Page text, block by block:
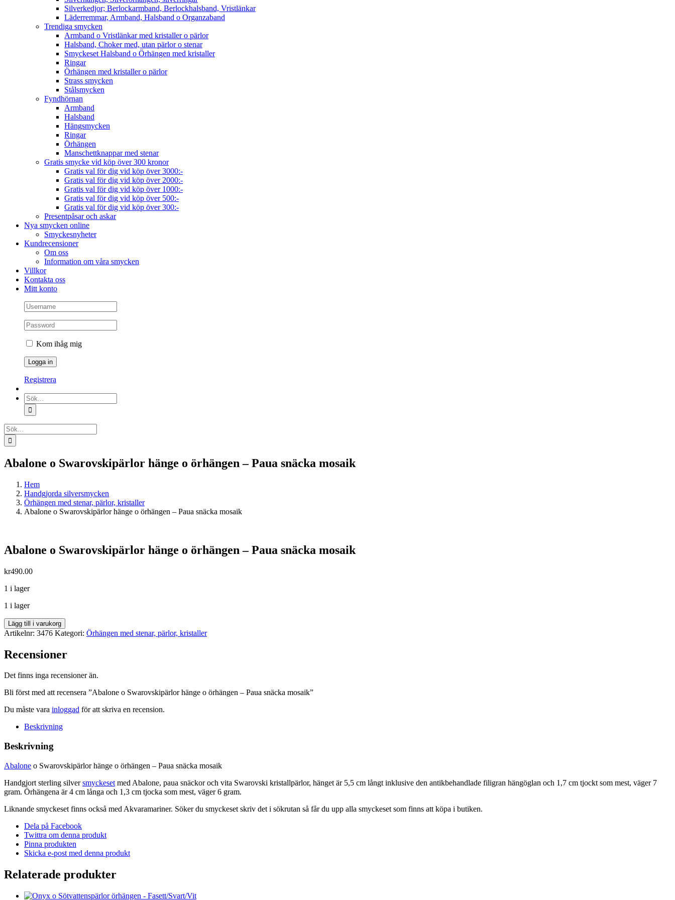
Silverkedjor; Berlockarmband, Berlockhalsband, Vristlänkar
Läderremmar, Armband, Halsband o Organzaband
Trendiga smycken
Armband o Vristlänkar med kristaller o pärlor
Halsband, Choker med, utan pärlor o stenar
Smyckeset Halsband o Örhängen med kristaller
Ringar
Örhängen med kristaller o pärlor
Strass smycken
Stålsmycken
Fyndhörnan
Armband
Halsband
Hängsmycken
Ringar
Örhängen
Manschettknappar med stenar
Gratis smycke vid köp över 300 kronor
Gratis val för dig vid köp över 3000:-
Gratis val för dig vid köp över 2000:-
Gratis val för dig vid köp över 1000:-
Gratis val för dig vid köp över 500:-
Gratis val för dig vid köp över 300:-
Presentpåsar och askar
Nya smycken online
Smyckesnyheter
Kundrecensioner
Om oss
Information om våra smycken
Villkor
Kontakta oss
Mitt konto
Kom ihåg mig
Registrera
Sök
efter:
Sök
efter:
Abalone o Swarovskipärlor hänge o örhängen – Paua snäcka mosaik
Hem
Handgjorda silversmycken
Örhängen med stenar, pärlor, kristaller
Abalone o Swarovskipärlor hänge o örhängen – Paua snäcka mosaik
Abalone o Swarovskipärlor hänge o örhängen – Paua snäcka mosaik
kr490.00
1 i lager
1 i lager
Abalone
o
hänge
o
-
snäcka
mängd
Lägg till i varukorg
Artikelnr: 3476 Kategori: Örhängen med stenar, pärlor, kristaller
Recensioner
Det finns inga recensioner än.
Bli först med att recensera ”Abalone o Swarovskipärlor hänge o örhängen – Paua snäcka mosaik”
Du måste vara inloggad för att skriva en recension.
Beskrivning
Beskrivning
Abalone o Swarovskipärlor hänge o örhängen – Paua snäcka mosaik
Handgjort sterling silversmyckeset med Abalone, paua snäckor och vita Swarovski kristallpärlor, hänget är 5,5 cm långt inklusive den antikbehandlade filigran hängöglan och 1,7 cm tjockt som mest, väger 7
gram. Örhängena är 4 cm långa och 1,3 cm tjocka som mest, väger 6 gram.
Liknande smyckeset finns också med Akvaramariner. Söker du smyckeset skriv det i sökrutan så får du upp alla smyckeset som finns att köpa i butiken.
Dela på Facebook
Twittra om denna produkt
Pinna produkten
Skicka e-post med denna produkt
Relaterade produkter